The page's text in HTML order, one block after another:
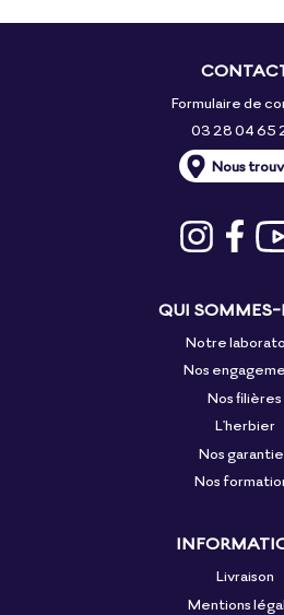
Formulaire de
03 28 04 65
Nous
QUI
Notre
Nos
Nos filières
L'herbier
Nos
Nos
Livraison
Mentions